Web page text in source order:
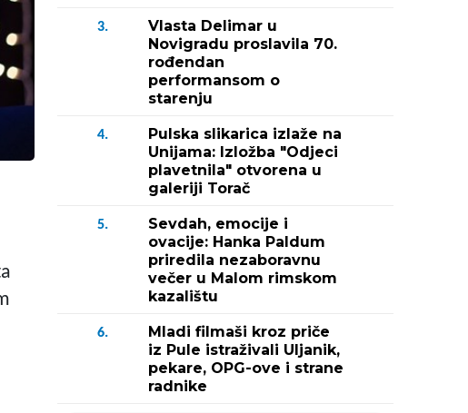
3.
Vlasta Delimar u
Novigradu proslavila 70.
rođendan
performansom o
starenju
4.
Pulska slikarica izlaže na
Unijama: Izložba "Odjeci
plavetnila" otvorena u
galeriji Torač
5.
Sevdah, emocije i
ovacije: Hanka Paldum
priredila nezaboravnu
večer u Malom rimskom
kazalištu
6.
Mladi filmaši kroz priče
iz Pule istraživali Uljanik,
pekare, OPG-ove i strane
radnike